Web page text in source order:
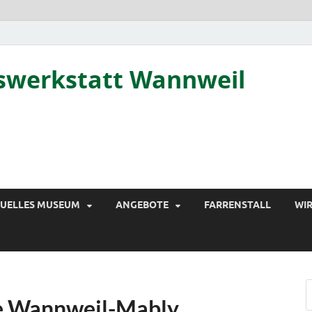
Wannweil
MUSEUM ANGEBOTE FARRENSTALL